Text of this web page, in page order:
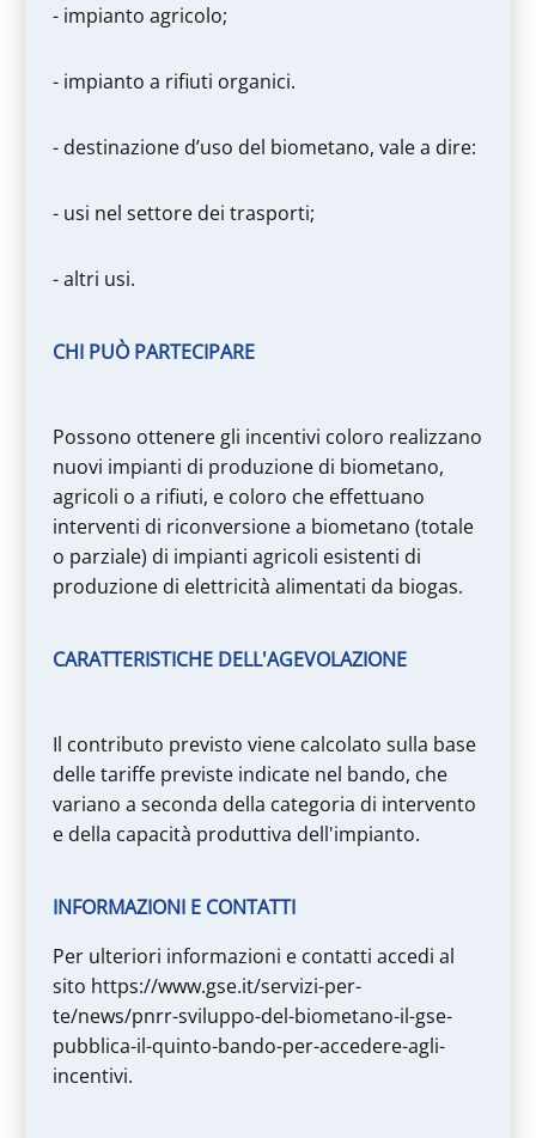
- impianto agricolo;
- impianto a rifiuti organici.
- destinazione d’uso del biometano, vale a dire:
- usi nel settore dei trasporti;
- altri usi.
CHI PUÒ PARTECIPARE
Possono ottenere gli incentivi coloro realizzano
nuovi impianti di produzione di biometano,
agricoli o a rifiuti, e coloro che effettuano
interventi di riconversione a biometano (totale
o parziale) di impianti agricoli esistenti di
produzione di elettricità alimentati da biogas.
CARATTERISTICHE DELL'AGEVOLAZIONE
Il contributo previsto viene calcolato sulla base
delle tariffe previste indicate nel bando, che
variano a seconda della categoria di intervento
e della capacità produttiva dell'impianto.
INFORMAZIONI E CONTATTI
Per ulteriori informazioni e contatti accedi al
sito https://www.gse.it/servizi-per-
te/news/pnrr-sviluppo-del-biometano-il-gse-
pubblica-il-quinto-bando-per-accedere-agli-
incentivi.